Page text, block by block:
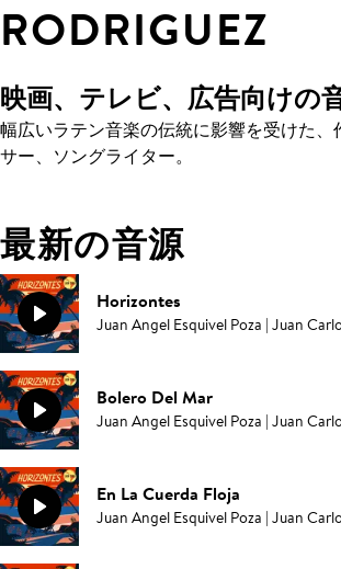
RODRIGUEZ
映画、テレビ、広告向けの
幅広いラテン音楽の伝統に影響を受けた、
サー、ソングライター。
最新の音源
Horizontes
Bolero Del Mar
En La Cuerda Floja